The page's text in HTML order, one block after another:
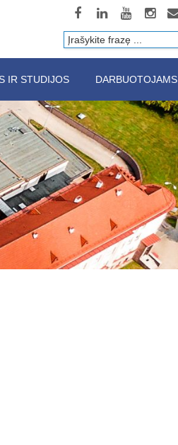
Paieška
IR STUDIJOS DARBUOTOJAMS